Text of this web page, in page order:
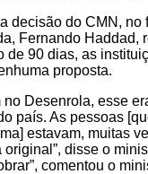
decisão do CMN, no
Fernando Haddad,
de 90 dias, as
proposta.
no Desenrola, esse
país. As pessoas
estavam, muitas
disse o
comentou o